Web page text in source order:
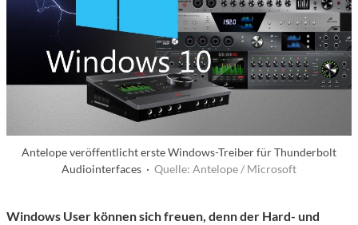
Antelope veröffentlicht erste Windows-Treiber für Thunderbolt
Audiointerfaces · Quelle: Antelope / Microsoft
Windows User können sich freuen, denn der Hard- und